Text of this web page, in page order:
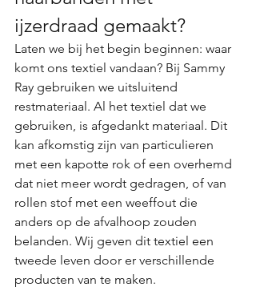
ijzerdraad gemaakt?
Laten we bij het begin beginnen: waar
komt ons textiel vandaan? Bij Sammy
Ray gebruiken we uitsluitend
restmateriaal. Al het textiel dat we
gebruiken, is afgedankt materiaal. Dit
kan afkomstig zijn van particulieren
met een kapotte rok of een overhemd
dat niet meer wordt gedragen, of van
rollen stof met een weeffout die
anders op de afvalhoop zouden
belanden. Wij geven dit textiel een
tweede leven door er verschillende
producten van te maken.